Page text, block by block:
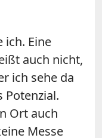
ich. Eine
auch nicht,
ich sehe da
Potenzial.
Ort auch
Messe